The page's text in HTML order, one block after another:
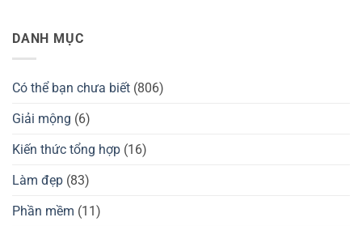
tốt
không?
chuột
Darmoshark
cầm
GuliKit
Đánh
KingKong
3
tốt
luận
ở
của
Đánh
gaming
OGM
Pro,
DANH MỤC
Có thể bạn chưa biết (806)
Giải mộng (6)
Kiến thức tổng hợp (16)
Làm đẹp (83)
Phần mềm (11)